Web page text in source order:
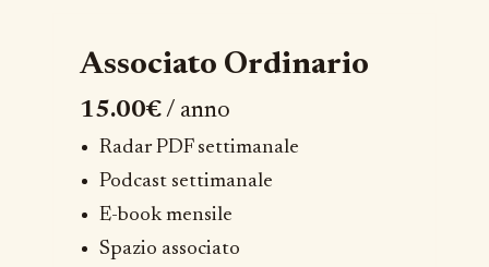
Associato Ordinario
15.00€/ anno
Radar PDF settimanale
Podcast settimanale
E-book mensile
Spazio associato